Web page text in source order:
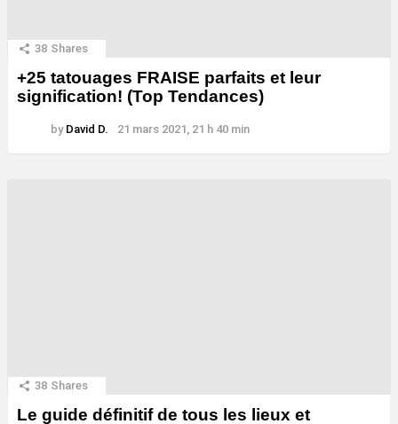
38 Shares
+25 tatouages ​​FRAISE parfaits et leur
signification! (Top Tendances)
by David D. 21 mars 2021, 21 h 40 min
38 Shares
Le guide définitif de tous les lieux et